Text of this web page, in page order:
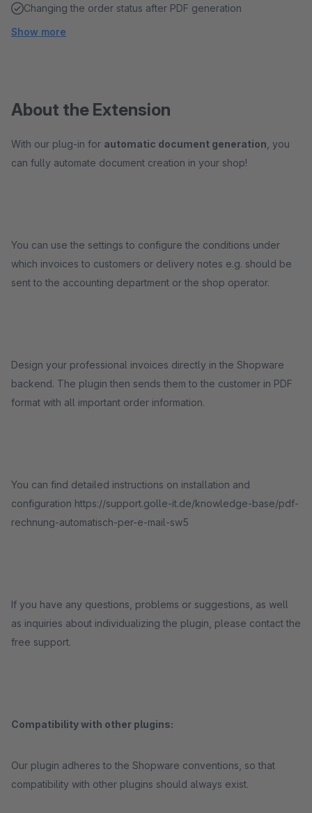
Changing the order status after PDF generation
Show more
About the Extension
With our plug-in for automatic document generation , you
can fully automate document creation in your shop!
You can use the settings to configure the conditions under
which invoices to customers or delivery notes e.g. should be
sent to the accounting department or the shop operator.
Design your professional invoices directly in the Shopware
backend. The plugin then sends them to the customer in PDF
format with all important order information.
You can find detailed instructions on installation and
configuration https://support.golle-it.de/knowledge-base/pdf-
rechnung-automatisch-per-e-mail-sw5
If you have any questions, problems or suggestions, as well
as inquiries about individualizing the plugin, please contact the
free support.
Compatibility with other plugins:
Our plugin adheres to the Shopware conventions, so that
compatibility with other plugins should always exist.